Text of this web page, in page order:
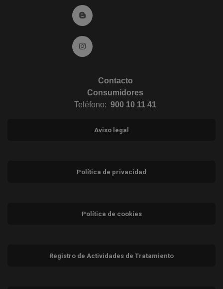
Ir al Blog (abre en ventana nueva)
Ir a Instagram (abre en ventana nueva)
Contacto
Consumidores
Teléfono: 900 10 11 41
Aviso legal
Política de privacidad
Política de cookies
Registro de Actividades de Tratamiento